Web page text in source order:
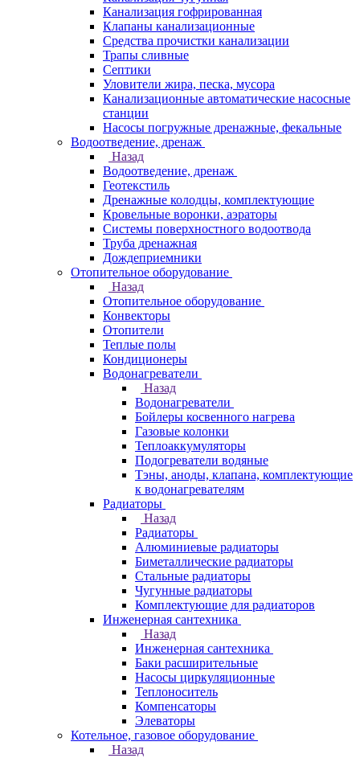
Канализация гофрированная
Клапаны канализационные
Средства прочистки канализации
Трапы сливные
Септики
Уловители жира, песка, мусора
Канализационные автоматические насосные
станции
Насосы погружные дренажные, фекальные
Водоотведение, дренаж
Назад
Водоотведение, дренаж
Геотекстиль
Дренажные колодцы, комплектующие
Кровельные воронки, аэраторы
Системы поверхностного водоотвода
Труба дренажная
Дождеприемники
Отопительное оборудование
Назад
Отопительное оборудование
Конвекторы
Отопители
Теплые полы
Кондиционеры
Водонагреватели
Назад
Водонагреватели
Бойлеры косвенного нагрева
Газовые колонки
Теплоаккумуляторы
Подогреватели водяные
Тэны, аноды, клапана, комплектующие
к водонагревателям
Радиаторы
Назад
Радиаторы
Алюминиевые радиаторы
Биметаллические радиаторы
Стальные радиаторы
Чугунные радиаторы
Комплектующие для радиаторов
Инженерная сантехника
Назад
Инженерная сантехника
Баки расширительные
Насосы циркуляционные
Теплоноситель
Компенсаторы
Элеваторы
Котельное, газовое оборудование
Назад